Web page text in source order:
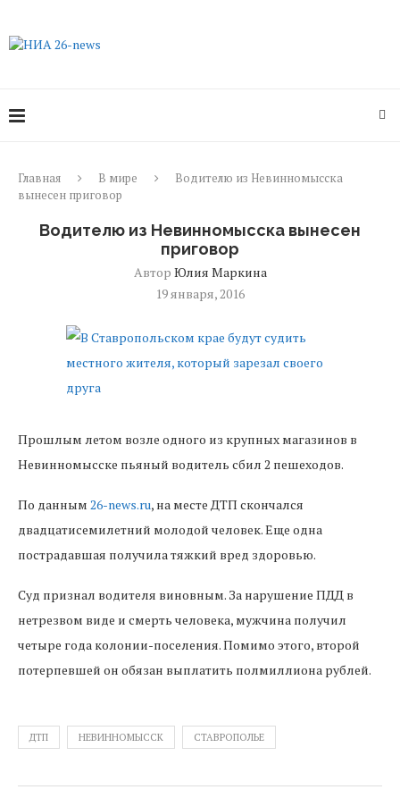
Главная В мире
Водителю из Невинномысска
вынесен приговор
Водителю из Невинномысска вынесен
приговор
Автор Юлия Маркина
19 января, 2016
Прошлым летом возле одного из крупных магазинов в
Невинномысске пьяный водитель сбил 2 пешеходов.
По данным 26-news.ru, на месте ДТП скончался
двадцатисемилетний молодой человек. Еще одна
пострадавшая получила тяжкий вред здоровью.
Суд признал водителя виновным. За нарушение ПДД в
нетрезвом виде и смерть человека, мужчина получил
четыре года колонии-поселения. Помимо этого, второй
потерпевшей он обязан выплатить полмиллиона рублей.
ДТП НЕВИННОМЫССК СТАВРОПОЛЬЕ